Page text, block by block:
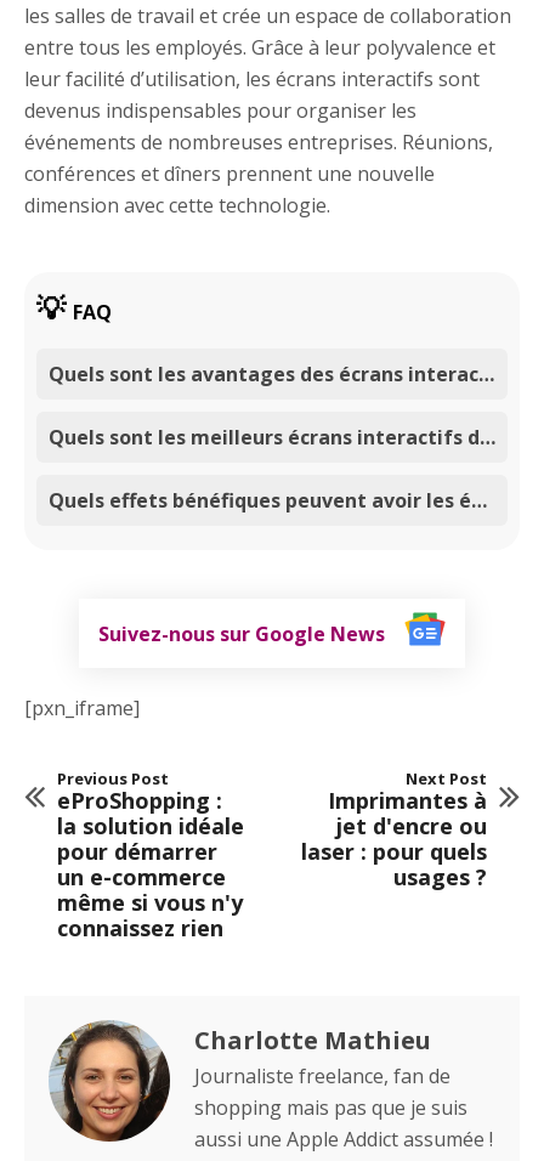
les salles de travail et crée un espace de collaboration
entre tous les employés. Grâce à leur polyvalence et
leur facilité d’utilisation, les écrans interactifs sont
devenus indispensables pour organiser les
événements de nombreuses entreprises. Réunions,
conférences et dîners prennent une nouvelle
dimension avec cette technologie.
FAQ
Quels sont les avantages des écrans interactifs pour les entreprises ?
Quels sont les meilleurs écrans interactifs disponibles sur le marché ?
Quels effets bénéfiques peuvent avoir les écrans interactifs dans une entreprise ?
Suivez-nous sur Google News
[pxn_iframe]
Previous Post
eProShopping :
la solution idéale
pour démarrer
un e-commerce
même si vous n'y
connaissez rien
Next Post
Imprimantes à
jet d'encre ou
laser : pour quels
usages ?
Charlotte Mathieu
Journaliste freelance, fan de
shopping mais pas que je suis
aussi une Apple Addict assumée !